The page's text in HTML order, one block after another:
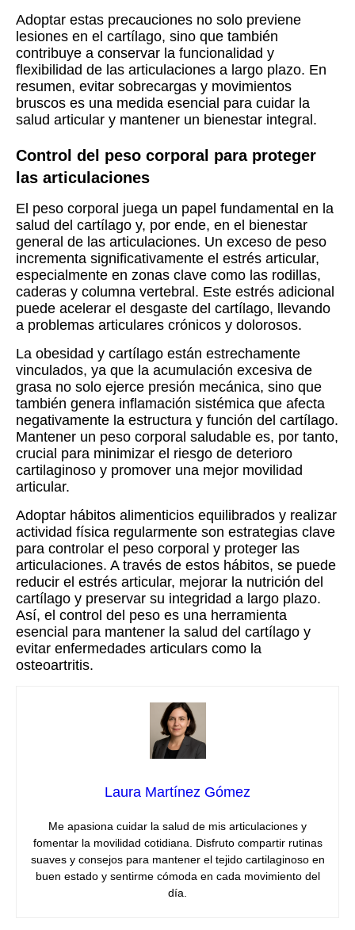
Adoptar estas precauciones no solo previene
lesiones en el cartílago, sino que también
contribuye a conservar la funcionalidad y
flexibilidad de las articulaciones a largo plazo. En
resumen, evitar sobrecargas y movimientos
bruscos es una medida esencial para cuidar la
salud articular y mantener un bienestar integral.
Control del peso corporal para proteger
las articulaciones
El peso corporal juega un papel fundamental en la
salud del cartílago y, por ende, en el bienestar
general de las articulaciones. Un exceso de peso
incrementa significativamente el estrés articular,
especialmente en zonas clave como las rodillas,
caderas y columna vertebral. Este estrés adicional
puede acelerar el desgaste del cartílago, llevando
a problemas articulares crónicos y dolorosos.
La obesidad y cartílago están estrechamente
vinculados, ya que la acumulación excesiva de
grasa no solo ejerce presión mecánica, sino que
también genera inflamación sistémica que afecta
negativamente la estructura y función del cartílago.
Mantener un peso corporal saludable es, por tanto,
crucial para minimizar el riesgo de deterioro
cartilaginoso y promover una mejor movilidad
articular.
Adoptar hábitos alimenticios equilibrados y realizar
actividad física regularmente son estrategias clave
para controlar el peso corporal y proteger las
articulaciones. A través de estos hábitos, se puede
reducir el estrés articular, mejorar la nutrición del
cartílago y preservar su integridad a largo plazo.
Así, el control del peso es una herramienta
esencial para mantener la salud del cartílago y
evitar enfermedades articulars como la
osteoartritis.
Laura Martínez Gómez
Me apasiona cuidar la salud de mis articulaciones y
fomentar la movilidad cotidiana. Disfruto compartir rutinas
suaves y consejos para mantener el tejido cartilaginoso en
buen estado y sentirme cómoda en cada movimiento del
día.